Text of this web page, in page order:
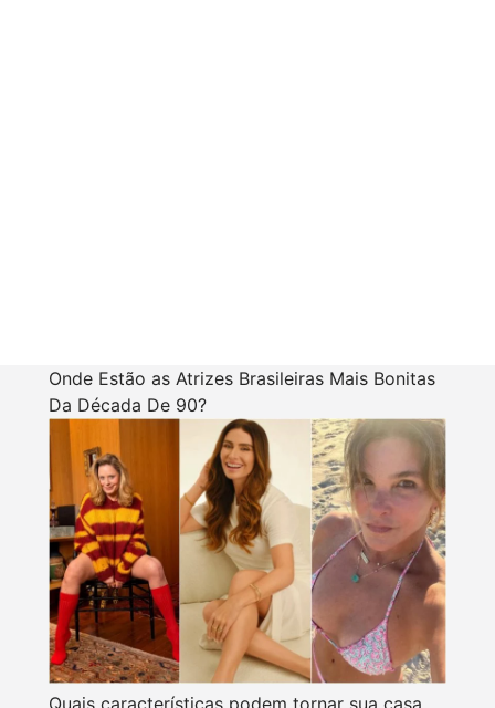
Onde Estão as Atrizes Brasileiras Mais Bonitas
Da Década De 90?
Quais características podem tornar sua casa